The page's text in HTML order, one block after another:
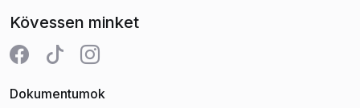
Kövessen minket
Dokumentumok